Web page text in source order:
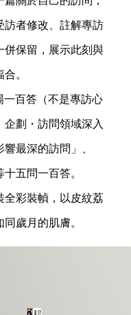
訪者修改、註解專訪
併保留，展示此刻與
。
一百答（不是專訪心
劃・訪問領域深入
最深的訪問」、
五問一百答。
全彩裝幀，以皮紋荔
歲月的肌膚。